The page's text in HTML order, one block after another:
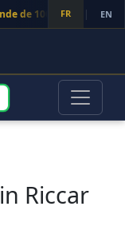
100$ et plus!
FR | EN
Riccar